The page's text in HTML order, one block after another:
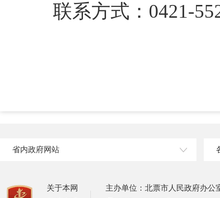
联系方式：0421-
省内政府网站
关于本网
主办单位：北票市人民政府办公